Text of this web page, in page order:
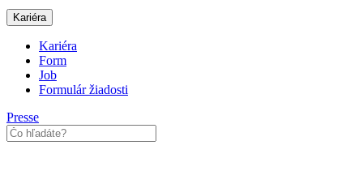
Kariéra
Kariéra
Form
Job
Formulár žiadosti
Presse